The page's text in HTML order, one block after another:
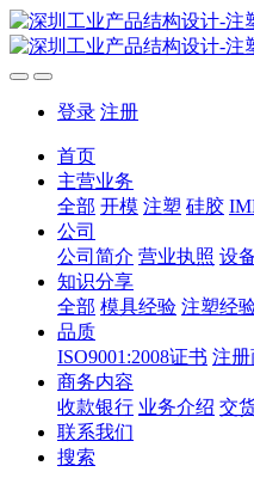
登录 注册
首页
主营业务
全部 开模 注塑 硅胶
公司
公司简介 营业执照 设
知识分享
全部 模具经验 注塑经
品质
ISO9001:2008证书 注
商务内容
收款银行 业务介绍 交
联系我们
搜索